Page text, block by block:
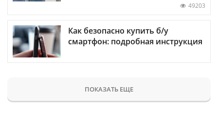
49203
Как безопасно купить б/у
смартфон: подробная инструкция
ПОКАЗАТЬ ЕЩЕ